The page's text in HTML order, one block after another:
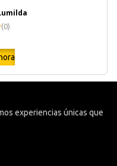
(0)
experiencias únicas que